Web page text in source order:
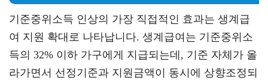
기준중위소득 인상의 가장 직접적인 효과는 생계급
여 지원 확대로 나타납니다. 생계급여는 기준중위소
득의 32% 이하 가구에게 지급되는데, 기준 자체가 올
라가면서 선정기준과 지원금액이 동시에 상향조정되